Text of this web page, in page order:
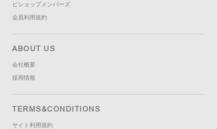
ビショップメンバーズ
会員利用規約
ABOUT US
会社概要
採用情報
TERMS&CONDITIONS
サイト利用規約